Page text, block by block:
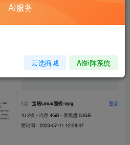
AI服务
云选商城 AI矩阵系统